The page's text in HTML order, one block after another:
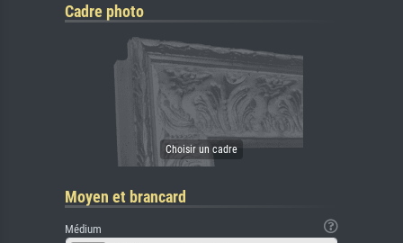
Cadre photo
Moyen et brancard
Médium